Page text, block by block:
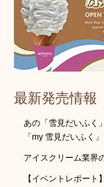
最新発売情報
あの「雪見だいふく
「my 雪見だいふく
アイスクリーム業界
【イベントレポー